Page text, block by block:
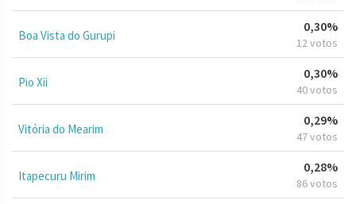
Boa Vista do Gurupi
0,30%
12 votos
Pio Xii
0,30%
40 votos
Vitória do Mearim
0,29%
47 votos
Itapecuru Mirim
0,28%
86 votos